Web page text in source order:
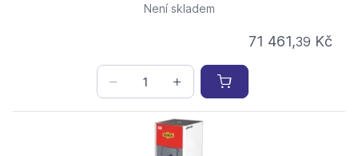
Není skladem
71 461,39 Kč